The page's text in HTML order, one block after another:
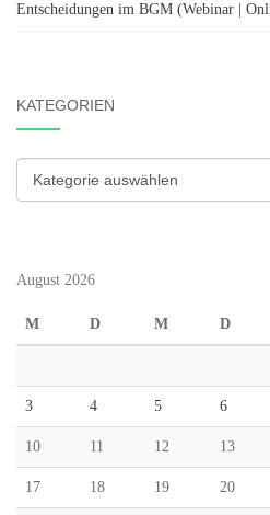
Entscheidungen im BGM (Webinar |
KATEGORIEN
Kategorien
August 2026
M D M D
3 4 5 6
10 11 12 13
17 18 19 20